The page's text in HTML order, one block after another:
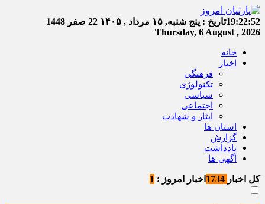
19:22:52تاریخ : پنج شنبه, ۱۵ مرداد , ۱۴۰۵
22 صفر 1448
Thursday, 6 August , 2026
خانه
اخبار
فرهنگی
تکنولوژی
سیاسی
اجتماعی
ایثار و شهادت
استان ها
گزارش
یادداشت
آگهی ها
کل اخبار اخبار امروز : 1